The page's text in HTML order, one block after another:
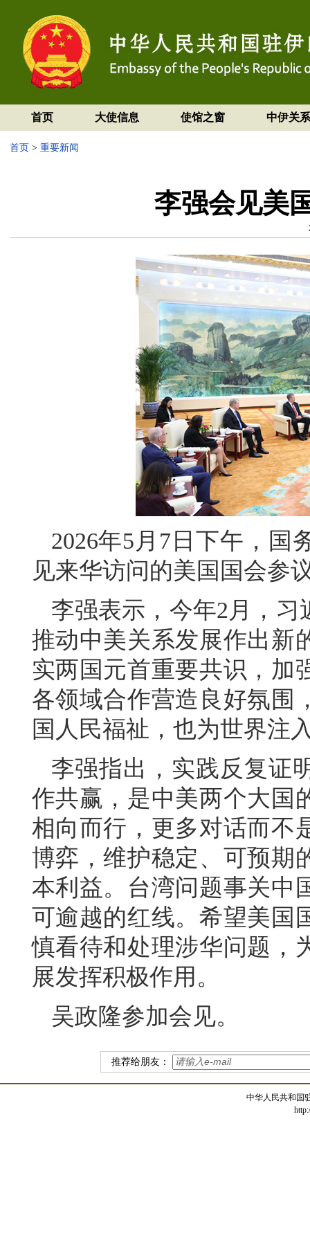
首页 大使信息 使馆之窗 中伊关系
首页 > 重要新闻
李强会见美
2026年5月7日下午，国
见来华访问的美国国会参
李强表示，今年2月，
推动中美关系发展作出新
实两国元首重要共识，加
各领域合作营造良好氛围
国人民福祉，也为世界注
李强指出，实践反复证
作共赢，是中美两个大国
相向而行，更多对话而不
博弈，维护稳定、可预期
本利益。台湾问题事关中
可逾越的红线。希望美国
慎看待和处理涉华问题，
展发挥积极作用。
吴政隆参加会见。
推荐给朋友：
中华人民共和国